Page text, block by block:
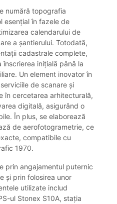
numără topografia
esențial în fazele de
calendarului de
a șantierului. Totodată,
cadastrale complete,
inițială până la
Un element inovator în
de scanare și
în cercetarea arhitecturală,
digitală, asigurând o
În plus, se elaborează
de aerofotogrametrie, ce
compatibile cu
1970.
prin angajamentul puternic
și prin folosirea unor
utilizate includ
ul Stonex S10A, stația